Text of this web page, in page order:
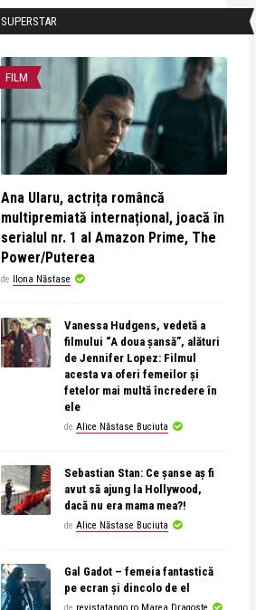
SUPERSTAR
FILM
Ana Ularu, actrița româncă
multipremiată internațional, joacă în
serialul nr. 1 al Amazon Prime, The
Power/Puterea
de Ilona Năstase
Vanessa Hudgens, vedetă a
filmului “A doua șansă”, alături
de Jennifer Lopez: Filmul
acesta va oferi femeilor și
fetelor mai multă încredere în
ele
de Alice Năstase Buciuta
Sebastian Stan: Ce șanse aș fi
avut să ajung la Hollywood,
dacă nu era mama mea?!
de Alice Năstase Buciuta
Gal Gadot – femeia fantastică
pe ecran și dincolo de el